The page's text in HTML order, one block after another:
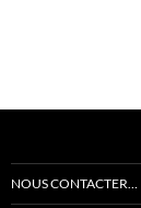
NOUS CONTACTER…